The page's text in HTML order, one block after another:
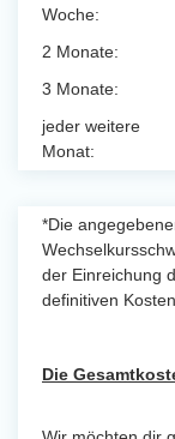
Woche:
2 Monate:
3 Monate:
jeder weitere
Monat:
*Die
der Einreichung
definitiven Kosten.
Die